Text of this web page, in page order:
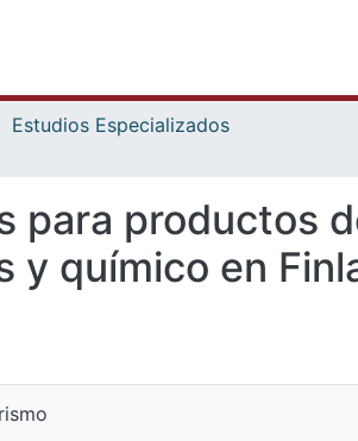
Estudios Especializados
para productos
químico en